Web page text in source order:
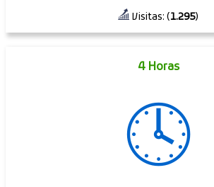
Visitas: (1.295)
4 Horas
🕓